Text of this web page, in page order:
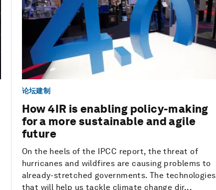
论坛建制
How 4IR is enabling policy-making
for a more sustainable and agile
future
On the heels of the IPCC report, the threat of
hurricanes and wildfires are causing problems to
already-stretched governments. The technologies
that will help us tackle climate change dir...